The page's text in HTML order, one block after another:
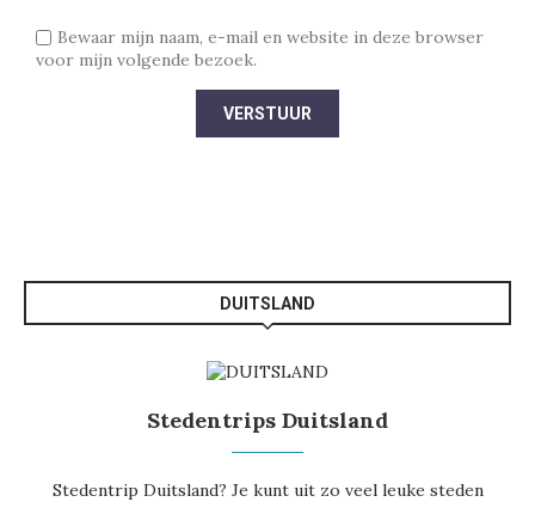
Bewaar mijn naam, e-mail en website in deze browser
voor mijn volgende bezoek.
DUITSLAND
Stedentrips Duitsland
Stedentrip Duitsland? Je kunt uit zo veel leuke steden